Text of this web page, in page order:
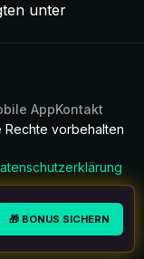
unter
AppKontakt
Rechte vorbehalten
🎁 BONUS SICHERN